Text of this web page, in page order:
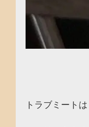
トラブミートは